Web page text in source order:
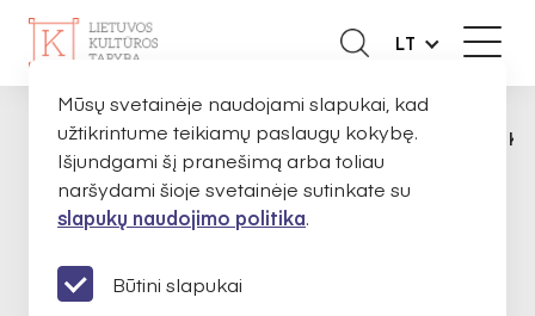
LT
PAGRINDINISAPIE MUS EKSPERTAI DARIUS
Darius Bujokas
Mūsų svetainėje naudojami slapukai, kad
užtikrintume teikiamų paslaugų kokybę.
Išjundgami šį pranešimą arba toliau
naršydami šioje svetainėje sutinkate su
slapukų naudojimo politika.
Būtini slapukai